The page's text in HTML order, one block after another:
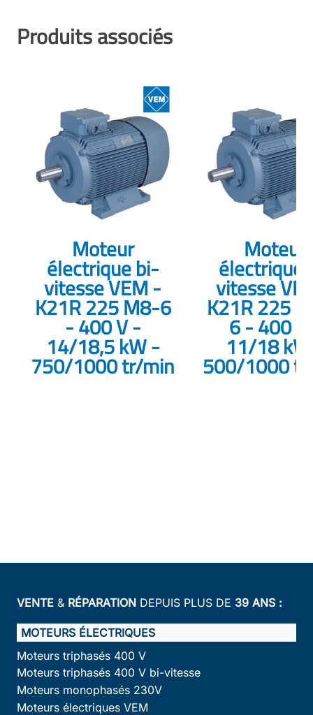
Produits associés
Moteur
électrique bi-
vitesse VEM -
K21R 225 M8-6
- 400 V -
14/18,5 kW -
750/1000 tr/min
Moteur
électrique
vitesse
K21R 225
6 - 400
11/18
500/1000
VENTE & RÉPARATION DEPUIS PLUS DE 39 ANS :
MOTEURS ÉLECTRIQUES
Moteurs triphasés 400 V
Moteurs triphasés 400 V bi-vitesse
Moteurs monophasés 230V
Moteurs électriques VEM